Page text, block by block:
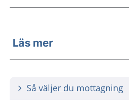
Läs mer
Så väljer du mottagning